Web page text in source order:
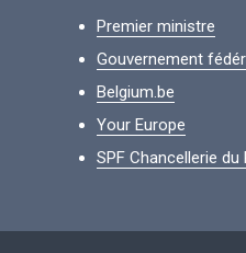
Premier ministre
Gouvernement
Belgium.be
Your Europe
SPF Chancellerie